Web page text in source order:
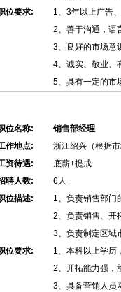
位要求:
1、3年以上广告
2、善于沟通，语
3、良好的市场意
4、诚实、敬业、
5、具有一定的市
位名称:
销售部经理
作地点:
浙江绍兴（根据
资待遇:
底薪+提成
聘人数:
6人
位描述:
1、负责销售部门
2、负责销售、开
3、负责制定区域
位要求:
1、本科以上学历
2、开拓能力强，
3、具备营销人员